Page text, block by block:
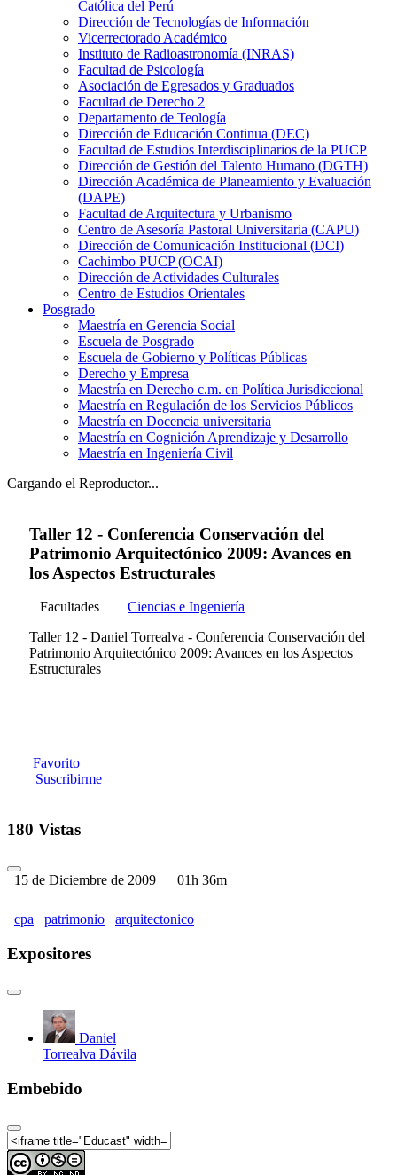
Católica del Perú
Dirección de Tecnologías de Información
Vicerrectorado Académico
Instituto de Radioastronomía (INRAS)
Facultad de Psicología
Asociación de Egresados y Graduados
Facultad de Derecho 2
Departamento de Teología
Dirección de Educación Continua (DEC)
Facultad de Estudios Interdisciplinarios de la PUCP
Dirección de Gestión del Talento Humano (DGTH)
Dirección Académica de Planeamiento y Evaluación
(DAPE)
Facultad de Arquitectura y Urbanismo
Centro de Asesoría Pastoral Universitaria (CAPU)
Dirección de Comunicación Institucional (DCI)
Cachimbo PUCP (OCAI)
Dirección de Actividades Culturales
Centro de Estudios Orientales
Posgrado
Maestría en Gerencia Social
Escuela de Posgrado
Escuela de Gobierno y Políticas Públicas
Derecho y Empresa
Maestría en Derecho c.m. en Política Jurisdiccional
Maestría en Regulación de los Servicios Públicos
Maestría en Docencia universitaria
Maestría en Cognición Aprendizaje y Desarrollo
Maestría en Ingeniería Civil
Cargando el Reproductor...
Taller 12 - Conferencia Conservación del
Patrimonio Arquitectónico 2009: Avances en
los Aspectos Estructurales
Facultades
Ciencias e Ingeniería
Taller 12 - Daniel Torrealva - Conferencia Conservación del
Patrimonio Arquitectónico 2009: Avances en los Aspectos
Estructurales
Favorito
Suscribirme
180 Vistas
15 de Diciembre de 2009 01h 36m
cpa patrimonio arquitectonico
Expositores
Daniel
Torrealva Dávila
Embebido